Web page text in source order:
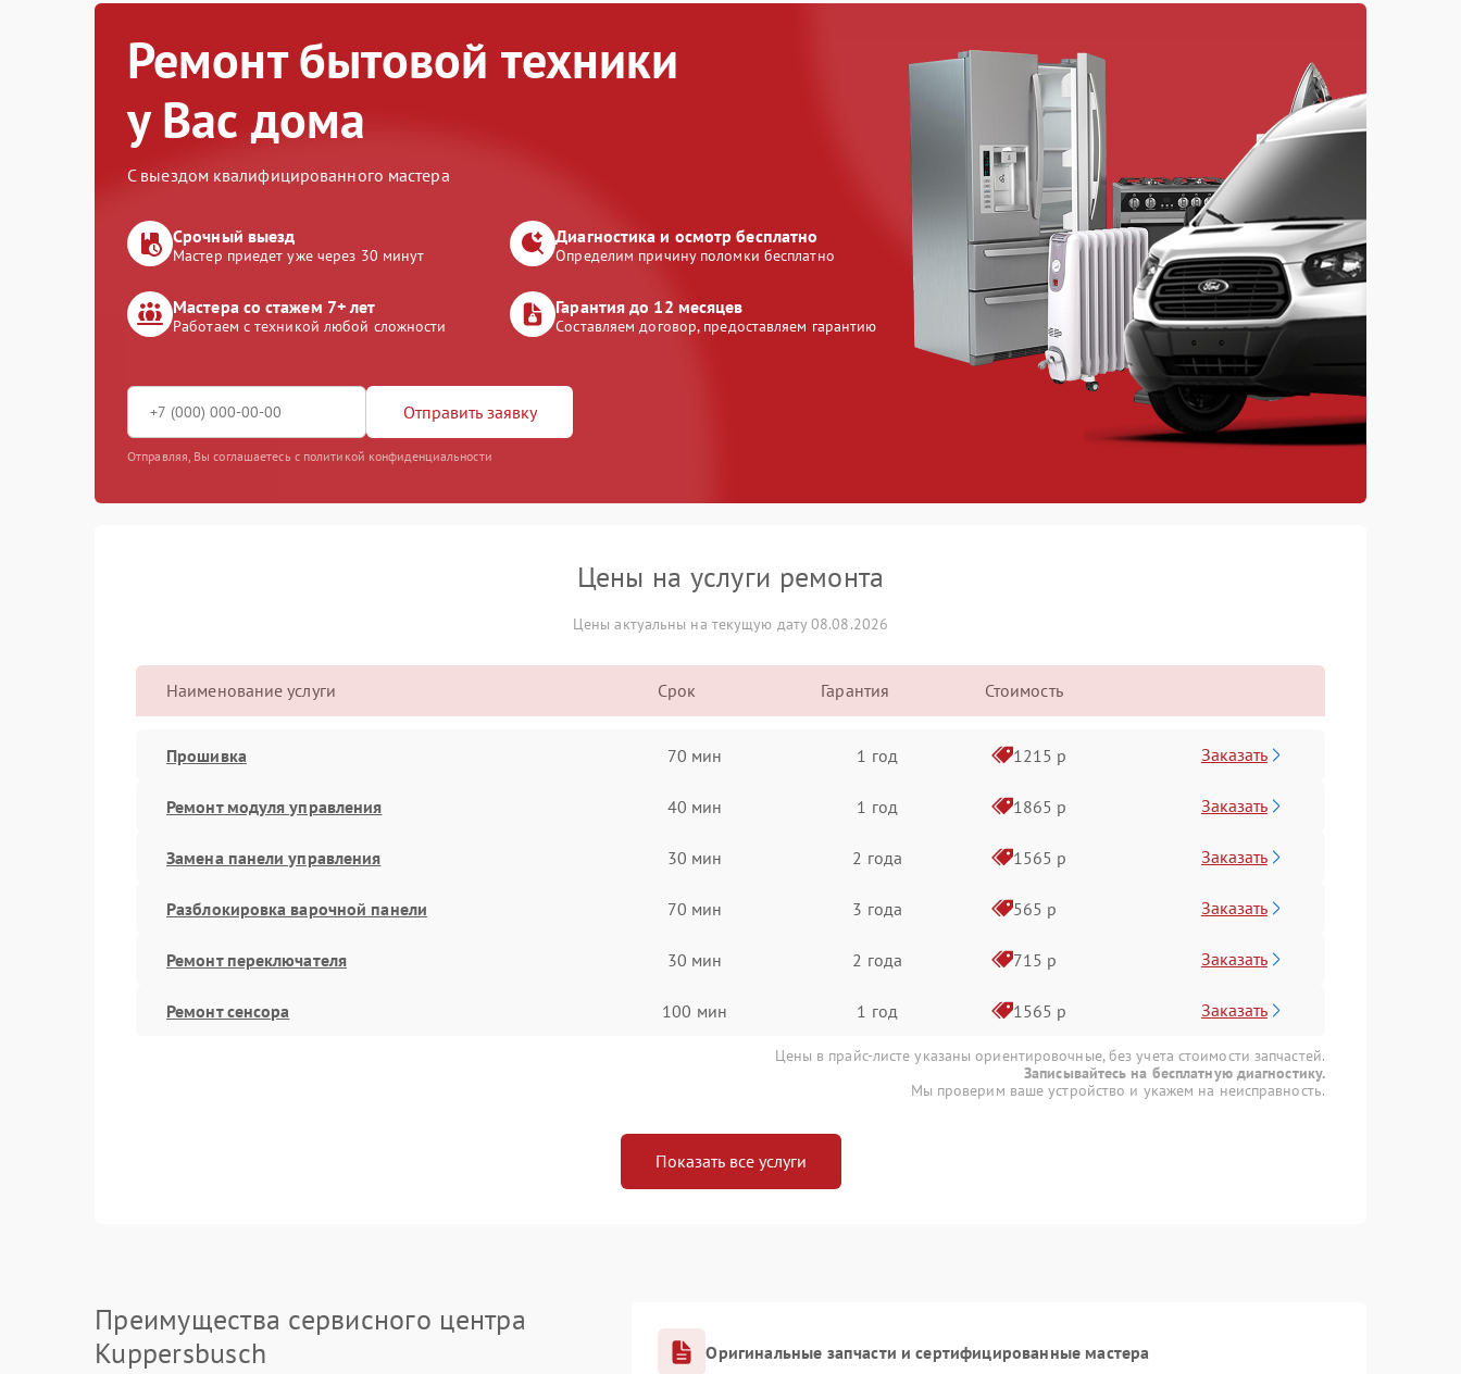
Ремонт бытовой техники
у Вас дома
С выездом квалифицированного мастера
Срочный выезд
Мастер приедет уже через 30 минут
Диагностика и осмотр бесплатно
Определим причину поломки бесплатно
Мастера со стажем 7+ лет
Работаем с техникой любой сложности
Гарантия до 12 месяцев
Составляем договор, предоставляем гарантию
Отправить заявку
Отправляя, Вы соглашаетесь с политикой конфиденциальности
Цены на услуги ремонта
Цены актуальны на текущую дату 08.08.2026
Наименование услуги Срок Гарантия Стоимость
Прошивка 70 мин 1 год 1215 р Заказать
Ремонт модуля управления 40 мин 1 год 1865 р Заказать
Замена панели управления 30 мин 2 года 1565 р Заказать
Разблокировка варочной панели 70 мин 3 года 565 р Заказать
Ремонт переключателя 30 мин 2 года 715 р Заказать
Ремонт сенсора 100 мин 1 год 1565 р Заказать
Цены в прайс-листе указаны ориентировочные, без учета стоимости запчастей.
Записывайтесь на бесплатную диагностику.
Мы проверим ваше устройство и укажем на неисправность.
Показать все услуги
Преимущества сервисного центра
Kuppersbusch
Оригинальные запчасти и сертифицированные мастера